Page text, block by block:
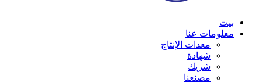
بيت
معلومات عنا
معدات الإنتاج
شهادة
شريك
مصنعنا